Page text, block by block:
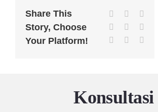
Share This
Story, Choose
Your Platform!
Facebook
LinkedIn
Pinterest
Konsultasi